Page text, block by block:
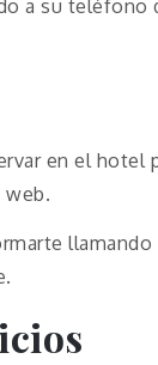
a su teléfono
en el hotel
web.